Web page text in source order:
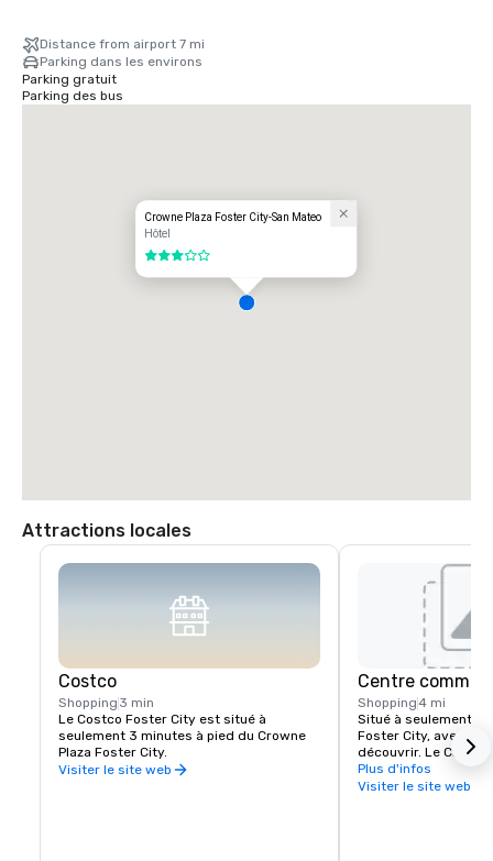
Distance from airport 7 mi
Parking dans les environs
Parking gratuit
Parking des bus
Crowne Plaza Foster City-San Mateo
Hôtel
3 sur 5
Attractions locales
Costco
Shopping 3 min
Le Costco Foster City est situé à
seulement 3 minutes à pied du Crowne
Plaza Foster City.
Visiter le site web
Centre
Shopping4 mi
Situé à seulement 6
Foster City, avec
découvrir. Le
propose un service
depuis et vers le
Plus d'infos
Visiter le site web